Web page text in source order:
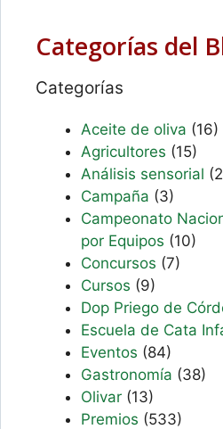
Categorías del
Categorías
Aceite de oliva (16)
Agricultores (15)
Análisis sensorial
Campaña (3)
Campeonato
por Equipos (10)
Concursos (7)
Cursos (9)
Dop Priego de
Escuela de Cata
Eventos (84)
Gastronomía (38)
Olivar (13)
Premios (533)